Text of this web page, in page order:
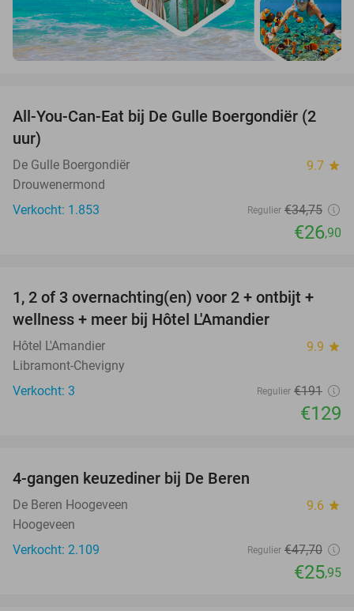
23%
All-You-Can-Eat bij De Gulle Boergondiër (2
uur)
De Gulle Boergondiër 9.7 star
Drouwenermond
Verkocht: 1.853
Regulier €34,75
€26,90
32%
TODAY
1, 2 of 3 overnachting(en) voor 2 + ontbijt +
wellness + meer bij Hôtel L'Amandier
Hôtel L'Amandier 9.9 star
Libramont-Chevigny
Verkocht: 3
Regulier €191
€129
4-gangen keuzediner bij De Beren
De Beren Hoogeveen 9.6 star
Hoogeveen
Verkocht: 2.109
Regulier €47,70
€25,95